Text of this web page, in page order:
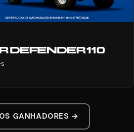
DEFENDER 110
GANHADORES →